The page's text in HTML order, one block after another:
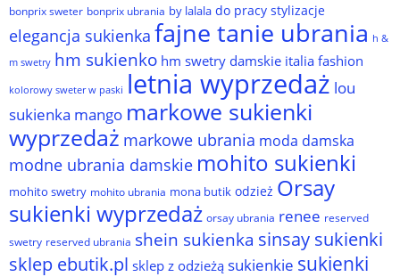
bonprix sweter bonprix ubrania by lalala do pracy stylizacje
elegancja sukienka fajne tanie ubrania h &
m swetry hm sukienko hm swetry damskie italia fashion
kolorowy sweter w paski letnia wyprzedaż lou
sukienka mango markowe sukienki
wyprzedaż markowe ubrania moda damska
modne ubrania damskie mohito sukienki
mohito swetry mohito ubrania mona butik odzież Orsay
sukienki wyprzedaż orsay ubrania renee reserved
swetry reserved ubrania shein sukienka sinsay sukienki
sklep ebutik.pl sklep z odzieżą sukienkie sukienki